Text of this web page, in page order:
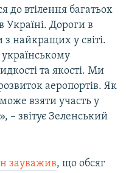
до втілення багатьох
Україні. Дороги в
найкращих у світі.
та якості. Ми
аеропортів. Як
взяти участь у
– звітує Зеленський
зауважив, що обсяг